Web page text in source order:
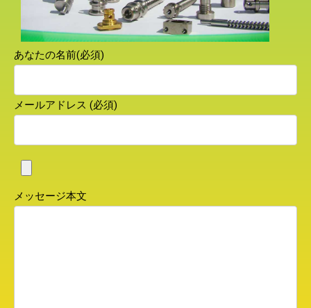
あなたの名前(必須)
メールアドレス (必須)
メッセージ本文